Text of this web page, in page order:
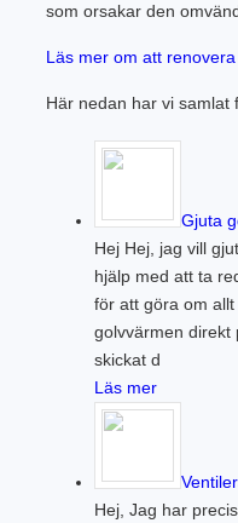
som orsakar den
Läs mer om att renovera
Här nedan har vi samlat
Gjuta
Hej Hej, jag vill
hjälp med att ta
för att göra om allt
golvvärmen direkt
skickat d
Läs mer
Hej, Jag har